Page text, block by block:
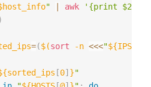
" awk '{print $2}'
=($(sort -n <<<"${IPS
[0] }"